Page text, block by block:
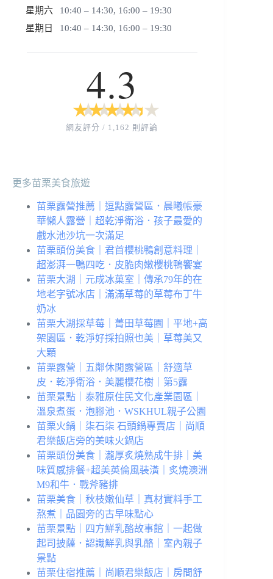
星期六
10:40 – 14:30, 16:00 – 19:30
星期日
10:40 – 14:30, 16:00 – 19:30
4.3
★
★ ★
★ ★
★ ★
★ ★
★
網友評分 / 1,162 則評論
更多苗栗美食旅遊
苗栗露營推薦｜逗點露營區．晨曦帳豪
華懶人露營｜超乾淨衛浴．孩子最愛的
戲水池沙坑一次滿足
苗栗頭份美食｜君首櫻桃鴨創意料理｜
超澎湃一鴨四吃．皮脆肉嫩櫻桃鴨饗宴
苗栗大湖｜元成冰菓室｜傳承79年的在
地老字號冰店｜滿滿草莓的草莓布丁牛
奶冰
苗栗大湖採草莓｜菁田草莓園｜平地+高
架園區．乾淨好採拍照也美｜草莓美又
大顆
苗栗露營｜五鄰休閒露營區｜舒適草
皮．乾淨衛浴．美麗櫻花樹｜第5露
苗栗景點｜泰雅原住民文化產業園區｜
溫泉煮蛋．泡腳池．WSKHUL親子公園
苗栗火鍋｜柒石柒 石頭鍋專賣店｜尚順
君樂飯店旁的美味火鍋店
苗栗頭份美食｜瀧厚炙燒熟成牛排｜美
味質感排餐+超美英倫風裝潢｜炙燒澳洲
M9和牛．戰斧豬排
苗栗美食｜秋枝嫩仙草｜真材實料手工
熬煮｜品園旁的古早味點心
苗栗景點｜四方鮮乳酪故事館｜一起做
起司披薩．認識鮮乳與乳酪｜室內親子
景點
苗栗住宿推薦｜尚順君樂飯店｜房間舒